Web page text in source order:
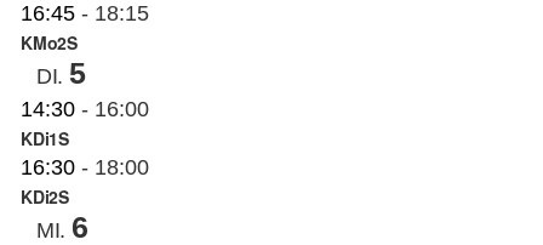
16:45 - 18:15
KMo2S
DI. 5
14:30 - 16:00
KDi1S
16:30 - 18:00
KDi2S
MI. 6